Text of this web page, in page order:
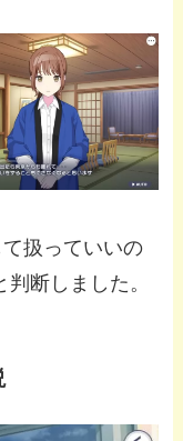
て扱っていいの
断しました。